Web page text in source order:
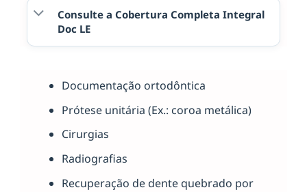
Consulte a Cobertura Completa Integral
Doc LE
Documentação ortodôntica
Prótese unitária (Ex.: coroa metálica)
Cirurgias
Radiografias
Recuperação de dente quebrado por